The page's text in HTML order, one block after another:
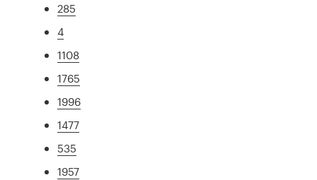
285
4
1108
1765
1996
1477
535
1957